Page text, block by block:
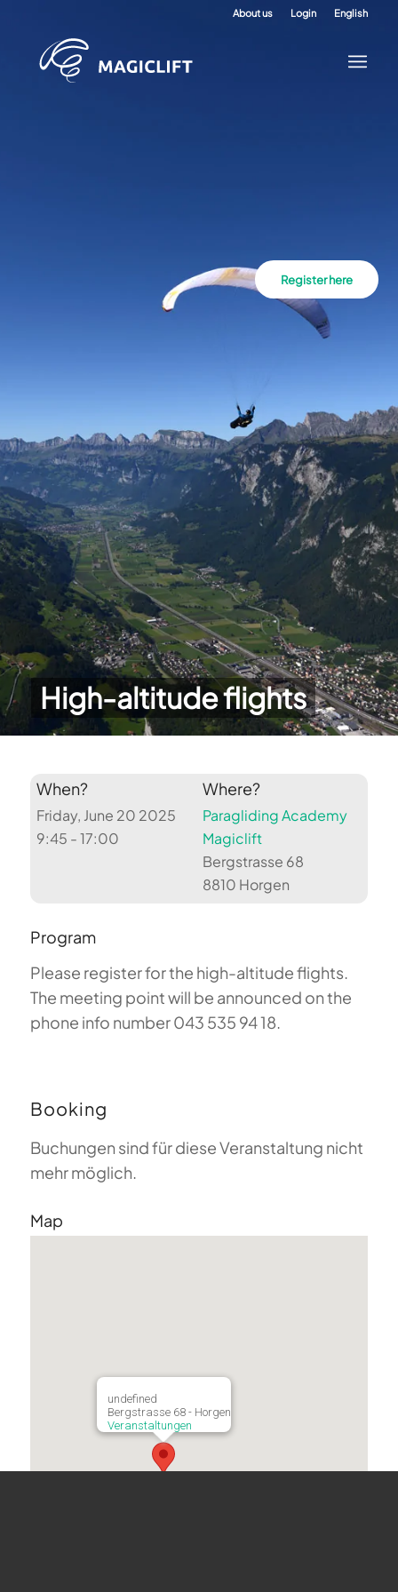
About us Login English
High-altitude flights
Register here
When?
Friday, June 20 2025
9:45 - 17:00
Where?
Paragliding Academy
Magiclift
Bergstrasse 68
8810 Horgen
Program
Please register for the high-altitude flights.
The meeting point will be announced on the
phone info number 043 535 94 18.
Booking
Buchungen sind für diese Veranstaltung nicht
mehr möglich.
Map
undefined
Bergstrasse 68 - Horgen
Veranstaltungen